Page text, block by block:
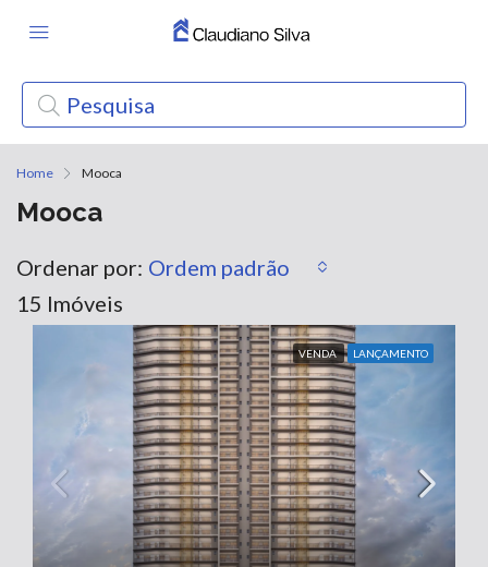
Home Mooca
Mooca
15 Imóveis
Ordenar por: Ordem padrão
VENDA LANÇAMENTO